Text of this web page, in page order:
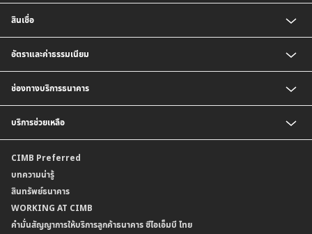
บัญชีเงินฝากกระแสรายวัน
บัญชีเงินฝากเงินตราต่างประเทศ
ตารางเปรียบเทียบผลิตภัณฑ์
ประกันวินาศภัย
สินเชื่อ
สินเชื่อบ้าน
สินเชื่อบ้านแลกเงินและสินเชื่ออเนกประสงค์
อัตราและค่าธรรมเนียม
อัตราดอกเบี้ยเงินฝาก
อัตราดอกเบี้ยเงินฝากลูกค้าสถาบัน
อัตราดอกเบี้ยบัญชีเงินฝากเงินตราต่างประเทศ
อัตราดอกเบี้ยเงินกู้
กำหนดระยะเวลาการขายหรือฝากเงินได้ที่เป็นเงินตราต่างประเทศ
ค่าธรรมเนียม
อัตราค่าธรรมเนียมการฝากถอนบัญชีเงินฝากเงินตราต่างประเทศ
ข้อกำหนดบัญชีเงินฝาก
เงื่อนไขและค่าธรรมเนียมที่เกี่ยวกับการให้บริการบัญชีเงินฝากเงินตราต่างประเทศ
ช่องทางบริการธนาคาร
CIMB THAI Connect
บริการแจ้งเตือนผ่าน SMS
พร้อมเพย์
บริการเปิดบัญชีด้วยการยืนยันตัวตนรูปแบบดิจิทัล (NDID)
การขอและรับส่งข้อมูลรายการเคลื่อนไหวบัญชีเงินฝาก ในรูปแบบข้อมูลดิจิทัลระหว่าง
ธนาคาร (dStatement)
บริการยืนยันตัวตนรูปแบบดิจิทัล (NDID) เพื่อทำธรุกรรมออนไลน์กับกรมสรรพากร
บริการช่วยเหลือ
สาขาธนาคาร
ข้อมูลคุณภาพการให้บริการ
คำมั่นสัญญาการให้บริการลูกค้าธนาคาร ซีไอเอ็มบี ไทย
Form Download Center
CIMB Preferred
บทความน่ารู้
สินทรัพย์ธนาคาร
WORKING AT CIMB
คำมั่นสัญญาการให้บริการลูกค้าธนาคาร ซีไอเอ็มบี ไทย